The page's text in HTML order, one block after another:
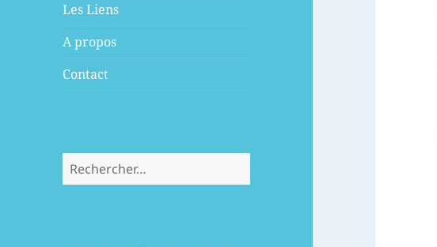
Les Liens
A propos
Contact
Rechercher :